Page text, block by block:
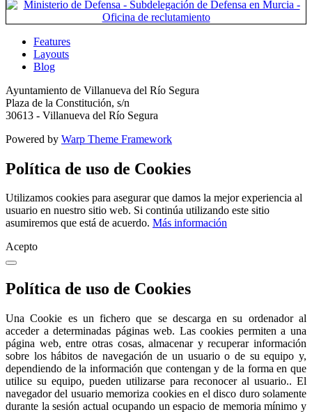
Features
Layouts
Blog
Ayuntamiento de Villanueva del Río Segura
Plaza de la Constitución, s/n
30613 - Villanueva del Río Segura
Powered by Warp Theme Framework
Política de uso de Cookies
Utilizamos cookies para asegurar que damos la mejor experiencia al
usuario en nuestro sitio web. Si continúa utilizando este sitio
asumiremos que está de acuerdo. Más información
Acepto
Política de uso de Cookies
Una Cookie es un fichero que se descarga en su ordenador al
acceder a determinadas páginas web. Las cookies permiten a una
página web, entre otras cosas, almacenar y recuperar información
sobre los hábitos de navegación de un usuario o de su equipo y,
dependiendo de la información que contengan y de la forma en que
utilice su equipo, pueden utilizarse para reconocer al usuario.. El
navegador del usuario memoriza cookies en el disco duro solamente
durante la sesión actual ocupando un espacio de memoria mínimo y